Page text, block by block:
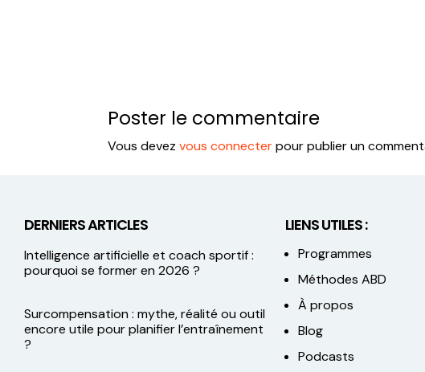
Poster le commentaire
Vous devezvous connecterpour publier un
DERNIERS ARTICLES
Intelligence artificielle et coach sportif :
pourquoi se former en 2026 ?
Surcompensation : mythe, réalité ou outil
encore utile pour planifier l’entraînement
?
LIENS UTILES :
Programmes
Méthodes ABD
À propos
Blog
Podcasts